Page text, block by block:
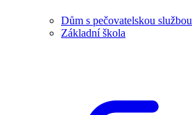
Dům s pečovatelskou službou
Základní škola